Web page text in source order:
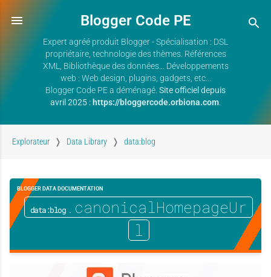
Blogger Code PE
Expert agréé produit Blogger - Spécialisation : DSL
propriétaire, technologie des thèmes. Références
XML, Bibliothèque des données... Développements
web : Web design, plugins, gadgets, etc...
Blogger Code PE a déménagé. Site officiel depuis
avril 2025 : https://bloggercode.orbiona.com.
Explorateur Data Library data:blog
data:blog.canonicalHomepageUr
l
BLOGGER DATA DOCUMENTATION